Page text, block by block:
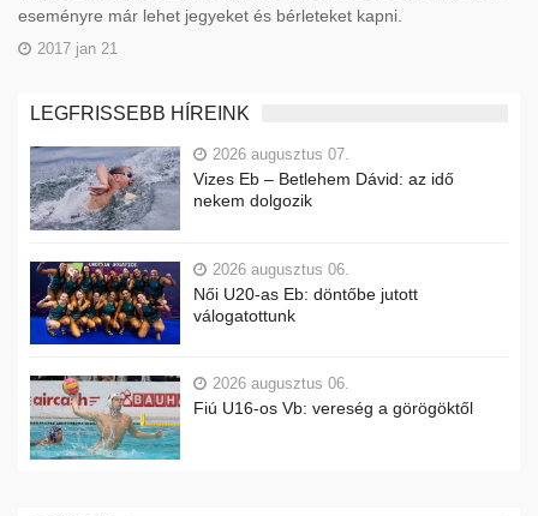
eseményre már lehet jegyeket és bérleteket kapni.
2017 jan 21
LEGFRISSEBB HÍREINK
2026 augusztus 07.
Vizes Eb – Betlehem Dávid: az idő
nekem dolgozik
2026 augusztus 06.
Női U20-as Eb: döntőbe jutott
válogatottunk
2026 augusztus 06.
Fiú U16-os Vb: vereség a görögöktől